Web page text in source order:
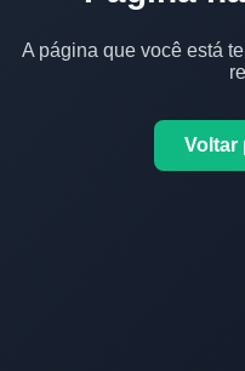
A página que você está
Voltar